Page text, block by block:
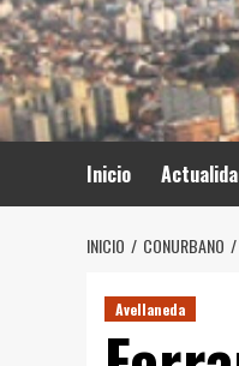
Inicio
INICIO CONURBANO
Avellaneda